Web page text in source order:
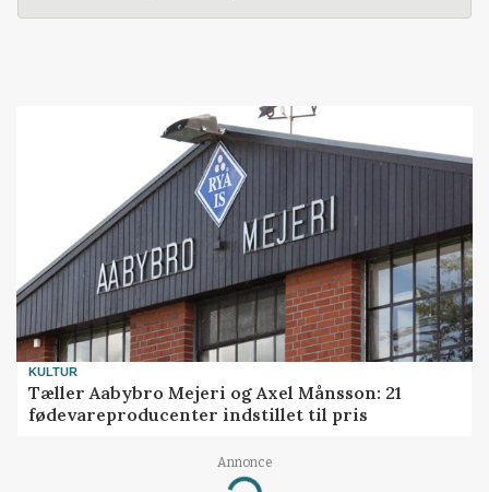
KULTUR
Tæller Aabybro Mejeri og Axel Månsson: 21
fødevareproducenter indstillet til pris
Annonce